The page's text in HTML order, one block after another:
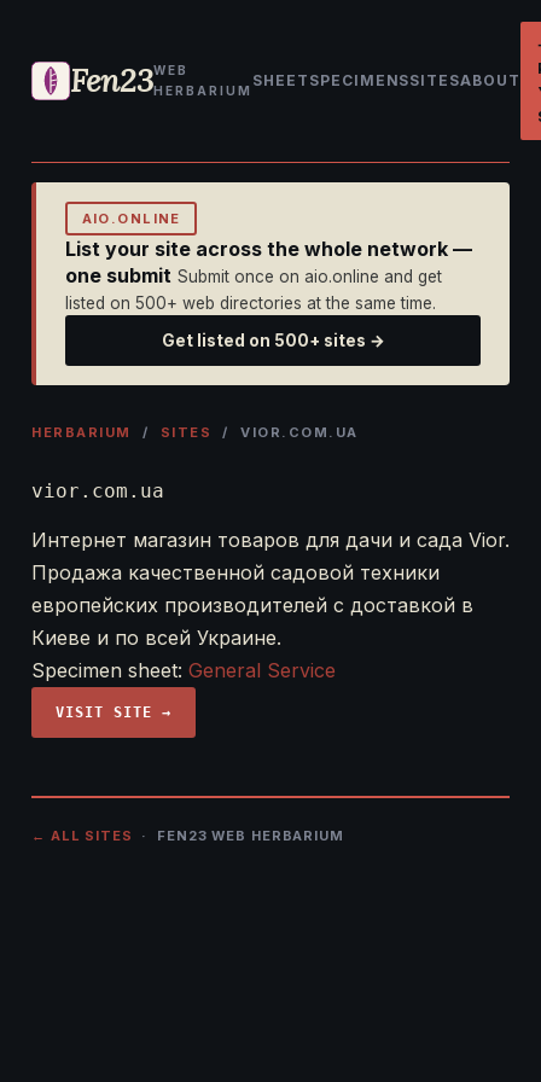
Fen23WEB
HERBARIUM
SHEET SPECIMENSSITESABOUT
AIO.ONLINE
List your site across the whole network —
one submit Submit once on aio.online and get
listed on 500+ web directories at the same time.
Get listed on 500+ sites →
HERBARIUM / SITES / VIOR.COM.UA
vior.com.ua
Интернет магазин товаров для дачи и сада Vior.
Продажа качественной садовой техники
европейских производителей с доставкой в
Киеве и по всей Украине.
Specimen sheet: General Service
VISIT SITE →
← ALL SITES · FEN23 WEB HERBARIUM